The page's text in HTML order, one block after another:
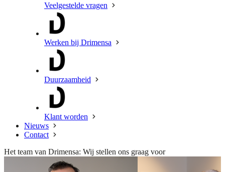
Veelgestelde vragen
Werken bij Drimensa
Duurzaamheid
Klant worden
Nieuws
Contact
Het team van Drimensa: Wij stellen ons graag voor